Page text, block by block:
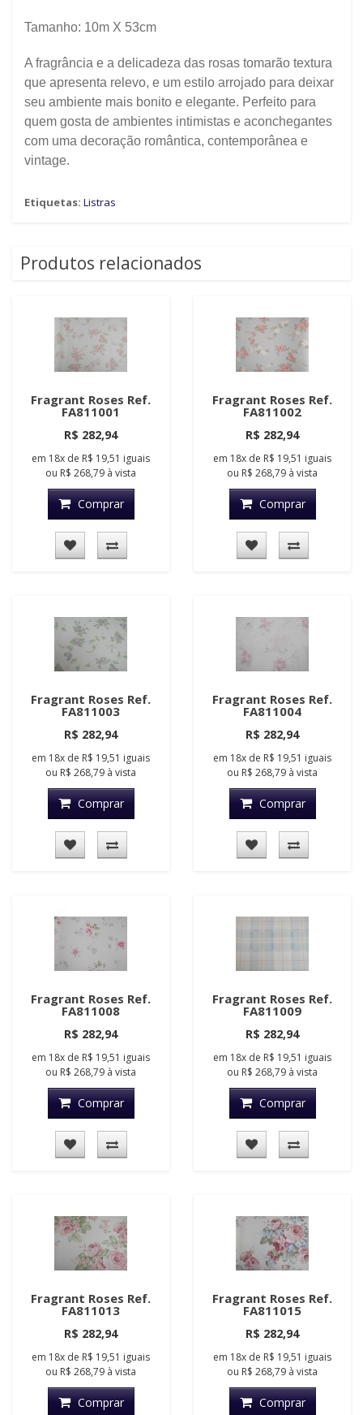
Tamanho: 10m X 53cm
A fragrância e a delicadeza das rosas tomarão textura
que apresenta relevo, e um estilo arrojado para deixar
seu ambiente mais bonito e elegante. Perfeito para
quem gosta de ambientes intimistas e aconchegantes
com uma decoração romântica, contemporânea e
vintage.
Etiquetas: Listras
Produtos relacionados
Fragrant Roses Ref.
FA811001
R$ 282,94
em 18x de R$ 19,51 iguais
ou R$ 268,79 à vista
Comprar
Fragrant Roses Ref.
FA811002
R$ 282,94
em 18x de R$ 19,51 iguais
ou R$ 268,79 à vista
Comprar
Fragrant Roses Ref.
FA811003
R$ 282,94
em 18x de R$ 19,51 iguais
ou R$ 268,79 à vista
Comprar
Fragrant Roses Ref.
FA811004
R$ 282,94
em 18x de R$ 19,51 iguais
ou R$ 268,79 à vista
Comprar
Fragrant Roses Ref.
FA811008
R$ 282,94
em 18x de R$ 19,51 iguais
ou R$ 268,79 à vista
Comprar
Fragrant Roses Ref.
FA811009
R$ 282,94
em 18x de R$ 19,51 iguais
ou R$ 268,79 à vista
Comprar
Fragrant Roses Ref.
FA811013
R$ 282,94
em 18x de R$ 19,51 iguais
ou R$ 268,79 à vista
Comprar
Fragrant Roses Ref.
FA811015
R$ 282,94
em 18x de R$ 19,51 iguais
ou R$ 268,79 à vista
Comprar